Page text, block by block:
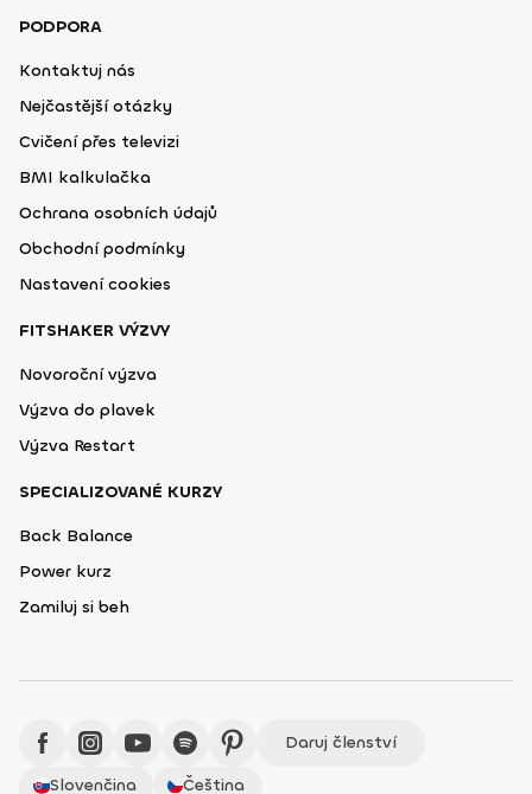
PODPORA
Kontaktuj nás
Nejčastější otázky
Cvičení přes televizi
BMI kalkulačka
Ochrana osobních údajů
Obchodní podmínky
Nastavení cookies
FITSHAKER VÝZVY
Novoroční výzva
Výzva do plavek
Výzva Restart
SPECIALIZOVANÉ KURZY
Back Balance
Power kurz
Zamiluj si beh
Daruj členství
Slovenčina
Čeština